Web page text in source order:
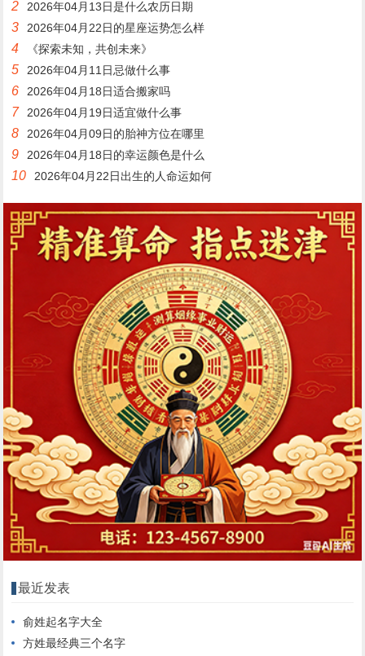
2 2026年04月13日是什么农历日期
3 2026年04月22日的星座运势怎么样
4 《探索未知，共创未来》
5 2026年04月11日忌做什么事
6 2026年04月18日适合搬家吗
7 2026年04月19日适宜做什么事
8 2026年04月09日的胎神方位在哪里
9 2026年04月18日的幸运颜色是什么
10 2026年04月22日出生的人命运如何
最近发表
俞姓起名字大全
方姓最经典三个名字